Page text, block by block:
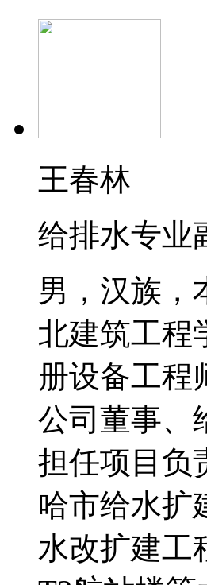
王春林
给排水专业
男，汉族，
北建筑工程
册设备工程
公司董事、
担任项目负
哈市给水扩
水改扩建工